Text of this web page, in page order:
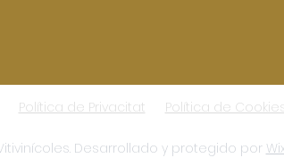
Política de Privacitat Política de
Desarrollado y protegido por